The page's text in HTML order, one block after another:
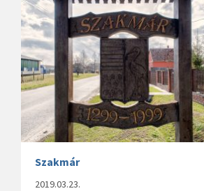
Szakmár
2019.03.23.